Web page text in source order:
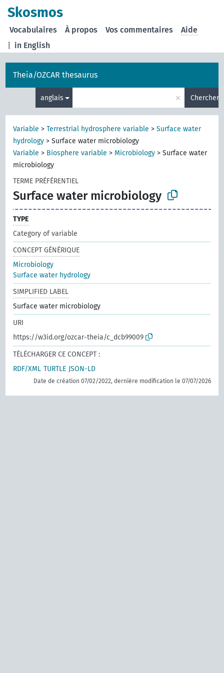
Skosmos
in English
Vocabulaires À propos Vos commentaires Aide
Theia/OZCAR thesaurus
anglais × Chercher
Variable >Terrestrial hydrosphere variable >Surface water
hydrology >Surface water microbiology
Variable > Biosphere variable > Microbiology >Surface water
microbiology
TERME PRÉFÉRENTIEL
Surface water microbiology
TYPE
Category of variable
CONCEPT GÉNÉRIQUE
Microbiology
Surface water hydrology
SIMPLIFIED LABEL
Surface water microbiology
URI
https://w3id.org/ozcar-theia/c_dcb99009
TÉLÉCHARGER CE CONCEPT :
RDF/XML TURTLE JSON-LD
Date de création 07/02/2022, dernière modification le 07/07/2026